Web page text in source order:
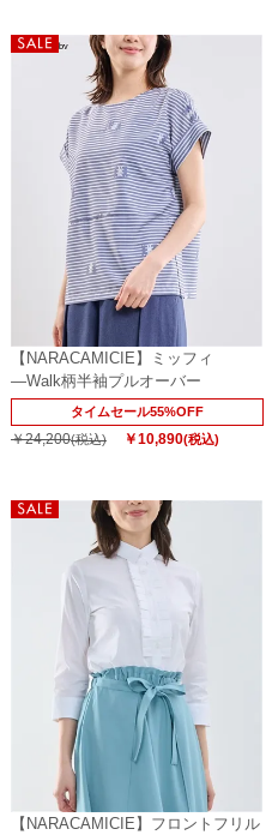
【NARACAMICIE】ミッフィ
―Walk柄半袖プルオーバー
タイムセール55%OFF
￥24,200(税込) ￥10,890(税込)
【NARACAMICIE】フロントフリル